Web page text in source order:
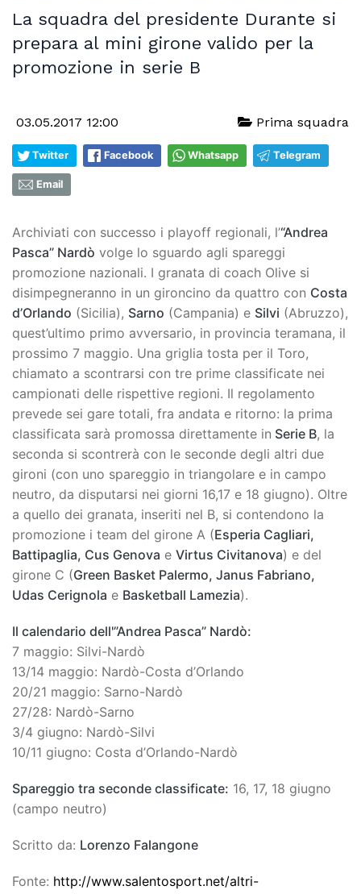
La squadra del presidente Durante si
prepara al mini girone valido per la
promozione in serie B
03.05.2017 12:00 Prima squadra
Twitter Facebook Whatsapp Telegram
Email
Archiviati con successo i playoff regionali, l’“Andrea
Pasca” Nardò volge lo sguardo agli spareggi
promozione nazionali. I granata di coach Olive si
disimpegneranno in un gironcino da quattro con Costa
d’Orlando (Sicilia), Sarno (Campania) e Silvi (Abruzzo),
quest’ultimo primo avversario, in provincia teramana, il
prossimo 7 maggio. Una griglia tosta per il Toro,
chiamato a scontrarsi con tre prime classificate nei
campionati delle rispettive regioni. Il regolamento
prevede sei gare totali, fra andata e ritorno: la prima
classificata sarà promossa direttamente in Serie B, la
seconda si scontrerà con le seconde degli altri due
gironi (con uno spareggio in triangolare e in campo
neutro, da disputarsi nei giorni 16,17 e 18 giugno). Oltre
a quello dei granata, inseriti nel B, si contendono la
promozione i team del girone A (Esperia Cagliari,
Battipaglia, Cus Genova e Virtus Civitanova) e del
girone C (Green Basket Palermo, Janus Fabriano,
Udas Cerignola e Basketball Lamezia).
Il calendario dell'”Andrea Pasca” Nardò:
7 maggio: Silvi-Nardò
13/14 maggio: Nardò-Costa d’Orlando
20/21 maggio: Sarno-Nardò
27/28: Nardò-Sarno
3/4 giugno: Nardò-Silvi
10/11 giugno: Costa d’Orlando-Nardò
Spareggio tra seconde classificate: 16, 17, 18 giugno
(campo neutro)
Scritto da: Lorenzo Falangone
Fonte: http://www.salentosport.net/altri-